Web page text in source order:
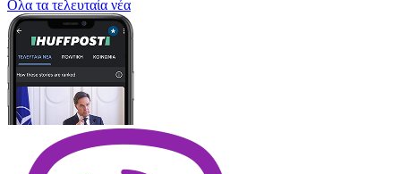
Oλα τα τελευταία νέα